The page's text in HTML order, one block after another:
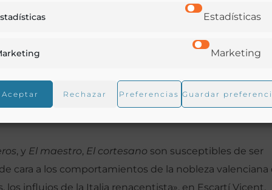
Estadísticas
Marketing
Aceptar Rechazar Preferencias Guardar
a lo largo de todo el texto de los manjares
la descripción de los banquetes nobles.
X, 502 p. Copia de la ed. de Valencia, 1561. 1866. 131
, y El maestro, El cortesano son susceptibles de ser
cara a los comportamientos de la nobleza valenciana
influjos de la Italia renacentista», en Escartí Vicent,